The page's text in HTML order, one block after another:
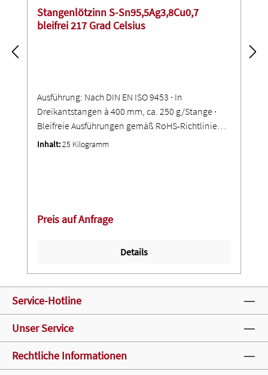
Stangenlötzinn S-Sn95,5Ag3,8Cu0,7
bleifrei 217 Grad Celsius
Ausführung: Nach DIN EN ISO 9453 ∙ In
Dreikantstangen à 400 mm, ca. 250 g/Stange ∙
Bleifreie Ausführungen gemäß RoHS-Richtlinie
und ElektroG
Inhalt:25 Kilogramm
Preis auf Anfrage
Details
Service-Hotline
Unser Service
Rechtliche Informationen